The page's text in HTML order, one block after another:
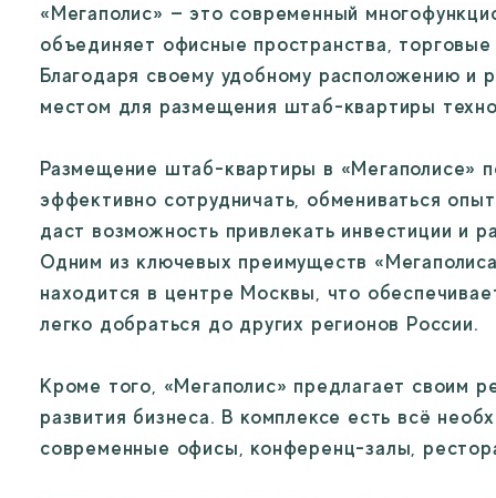
«Мегаполис» — это современный
объединяет офисные пространства,
Благодаря своему удобному расположению и
местом для размещения штаб-квартиры
Размещение штаб-квартиры в «Мегаполисе»
эффективно сотрудничать, обмениваться
даст возможность привлекать инвестиции и
Одним из ключевых преимуществ
находится в центре Москвы, что
легко добраться до других регионов России.
Кроме того, «Мегаполис» предлагает своим
развития бизнеса. В комплексе есть всё
современные офисы, конференц-залы,